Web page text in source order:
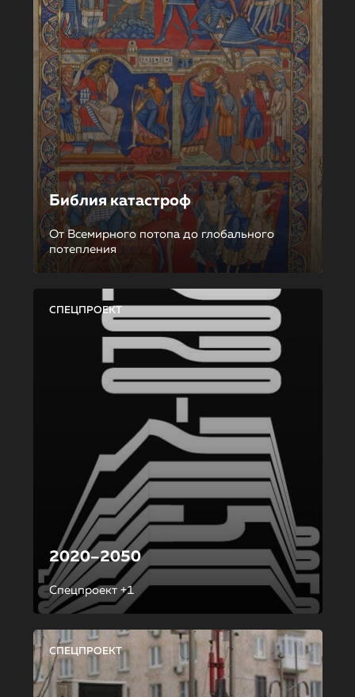
Библия катастроф
От Всемирного потопа до глобального
потепления
СПЕЦПРОЕКТ
2020–2050
Спецпроект +1
СПЕЦПРОЕКТ